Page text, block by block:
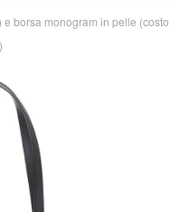
borsa monogram in pelle (costo